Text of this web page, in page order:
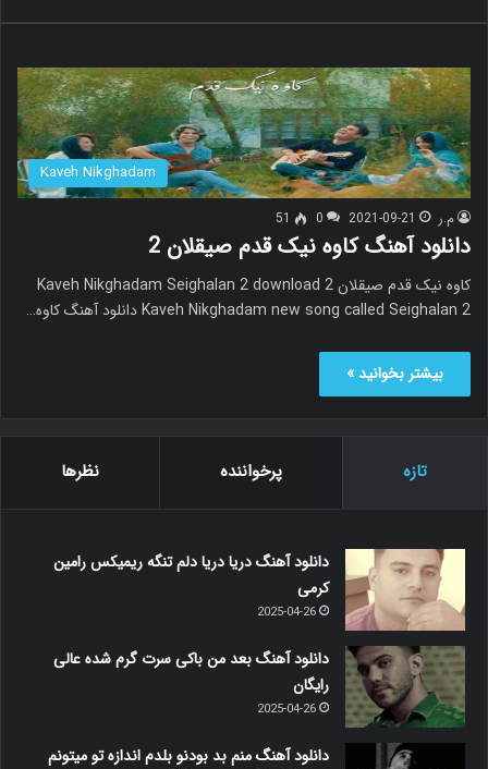
Kaveh Nikghadam
م.ر 2021-09-21
0
51
دانلود آهنگ کاوه نیک قدم صیقلان 2
کاوه نیک قدم صیقلان 2 Kaveh Nikghadam Seighalan 2 download
Kaveh Nikghadam new song called Seighalan 2 دانلود آهنگ کاوه…
بیشتر بخوانید »
تازه پرخواننده نظرها
دانلود آهنگ دریا دریا دلم تنگه ریمیکس رامین
کرمی
2025-04-26
دانلود آهنگ بعد من باکی سرت گرم شده عالی
رایگان
2025-04-26
دانلود آهنگ منم بد بودنو بلدم اندازه تو میتونم